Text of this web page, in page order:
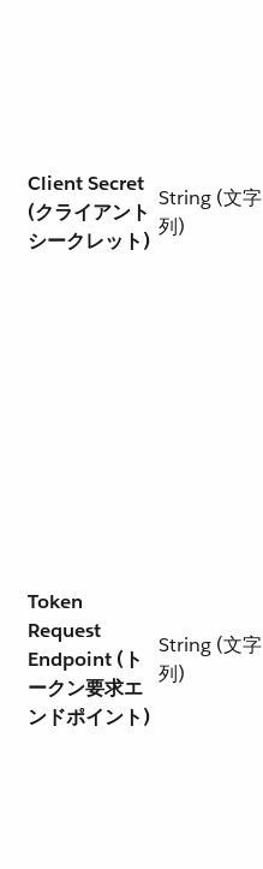
Client Secret
(クライアント
シークレット)
String (文字
列)
Token
Request
Endpoint (ト
ークン要求エ
ンドポイント)
String (文字
列)